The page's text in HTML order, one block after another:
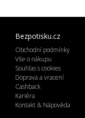
Bezpotisku.cz
Obchodní podmínky
Vše o nákupu
Souhlas s cookies
Doprava a vracení
Cashback
Kariéra
Kontakt & Nápověda